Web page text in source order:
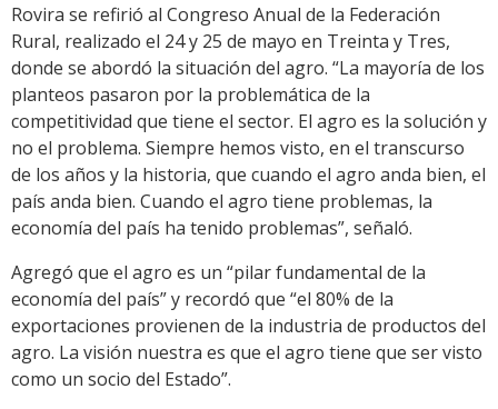
Rovira se refirió al Congreso Anual de la Federación
Rural, realizado el 24 y 25 de mayo en Treinta y Tres,
donde se abordó la situación del agro. “La mayoría de los
planteos pasaron por la problemática de la
competitividad que tiene el sector. El agro es la solución y
no el problema. Siempre hemos visto, en el transcurso
de los años y la historia, que cuando el agro anda bien, el
país anda bien. Cuando el agro tiene problemas, la
economía del país ha tenido problemas”, señaló.
Agregó que el agro es un “pilar fundamental de la
economía del país” y recordó que “el 80% de la
exportaciones provienen de la industria de productos del
agro. La visión nuestra es que el agro tiene que ser visto
como un socio del Estado”.